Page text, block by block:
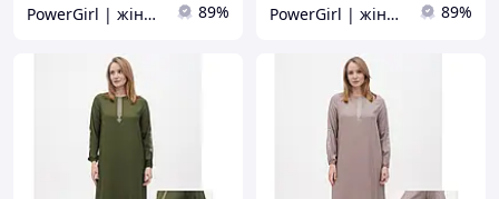
PowerGirl | жіночий одяг 89% PowerGirl | жіночий одяг 89%